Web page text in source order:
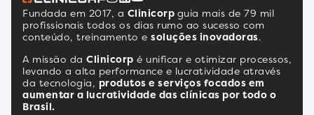
Fundada em 2017, a Clinicorp guia mais de 79 mil
profissionais todos os dias rumo ao sucesso com
conteúdo, treinamento e soluções inovadoras.
A missão da Clinicorp é unificar e otimizar processos,
levando a alta performance e lucratividade através
da tecnologia, produtos e serviços focados em
aumentar a lucratividade das clínicas por todo o
Brasil.